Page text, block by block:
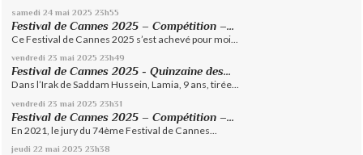
samedi 24 mai 2025 23h55
Festival de Cannes 2025 – Compétition –...
Ce Festival de Cannes 2025 s’est achevé pour moi...
vendredi 23 mai 2025 23h49
Festival de Cannes 2025 - Quinzaine des...
Dans l’Irak de Saddam Hussein, Lamia, 9 ans, tirée...
vendredi 23 mai 2025 23h31
Festival de Cannes 2025 – Compétition –...
En 2021, le jury du 74ème Festival de Cannes...
jeudi 22 mai 2025 23h38